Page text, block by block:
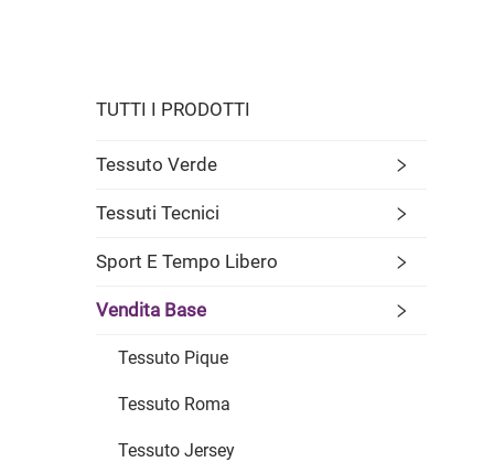
TUTTI I PRODOTTI
Tessuto Verde
Tessuti Tecnici
Sport E Tempo Libero
Vendita Base
Tessuto Pique
Tessuto Roma
Tessuto Jersey